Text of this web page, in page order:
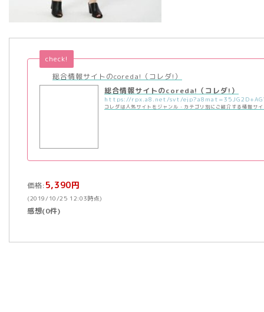
総合情報サイトのcoreda!（コレダ!）
check!
総合情報サイトのcoreda!（コレダ!）
コレダは人気サイトをジャンル・カテゴリ別にご紹介する情報サ
価格: 5,390円
(2019/10/25 12:03時点)
感想(0件)